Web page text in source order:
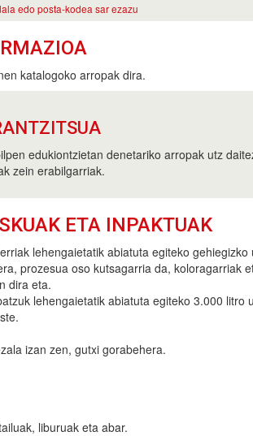
edo posta-kodea sar ezazu
katalogoko arropak dira.
edukiontzietan denetariko arropak utz
zein erabilgarriak.
ETA INPAKTUAK
lehengaietatik abiatuta egiteko gehiegizko
prozesua oso kutsagarria da, koloragarriak
dira eta.
lehengaietatik abiatuta egiteko 3.000 litro
izan zen, gutxi gorabehera.
liburuak eta abar.